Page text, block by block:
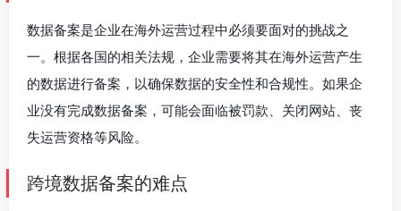
数据备案是企业在海外运营过程中必须要面对的挑战之
一。根据各国的相关法规，企业需要将其在海外运营产生
的数据进行备案，以确保数据的安全性和合规性。如果企
业没有完成数据备案，可能会面临被罚款、关闭网站、丧
失运营资格等风险。
跨境数据备案的难点